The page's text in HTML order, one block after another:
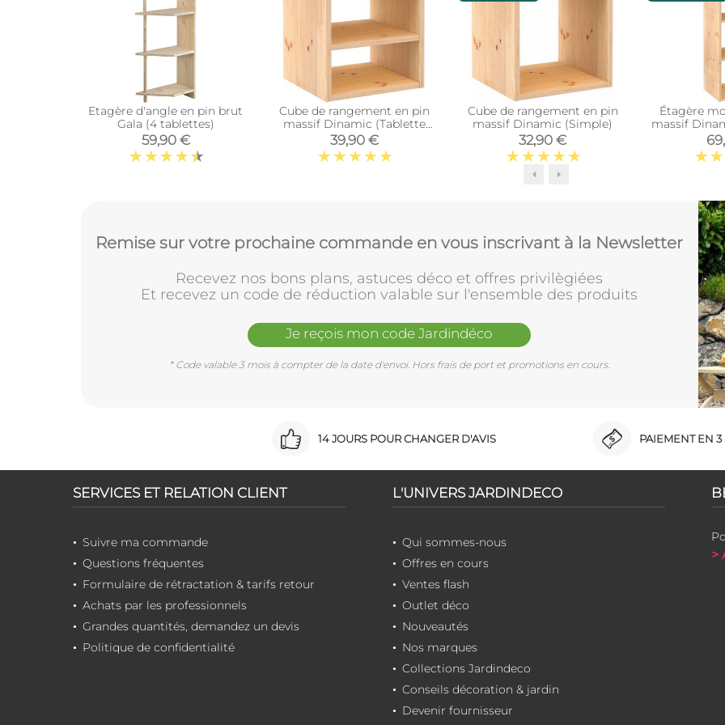
Etagère d'angle en pin brut
Gala (4 tablettes)
59,90 €
Cube de rangement en pin
massif Dinamic (Tablette
intermédiaire)
39,90 €
Cube de rangement en pin
massif Dinamic (Simple)
32,90 €
Étagère
massif
Remise sur votre prochaine commande en vous inscrivant à la Newsletter
Recevez nos bons plans, astuces déco et offres privilègiées
Et recevez un code de réduction valable sur l'ensemble des produits
Je reçois mon code Jardindéco
* Code valable 3 mois à compter de la date d'envoi. Hors frais de port et promotions en cours.
14 JOURS POUR CHANGER D'AVIS PAIEMENT EN 3
SERVICES ET RELATION CLIENT
Suivre ma commande
Questions fréquentes
Formulaire de rétractation & tarifs retour
Achats par les professionnels
Grandes quantités, demandez un devis
Politique de confidentialité
L'UNIVERS JARDINDECO
Qui sommes-nous
Offres en cours
Ventes flash
Outlet déco
Nouveautés
Nos marques
Collections Jardindeco
Conseils décoration & jardin
Devenir fournisseur
>